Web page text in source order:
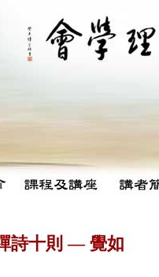
詩十則 — 覺如